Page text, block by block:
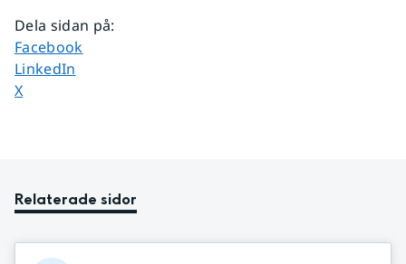
Dela sidan på:
Dela sidan på
Facebook
Dela sidan på
LinkedIn
Dela sidan på
X
Relaterade sidor